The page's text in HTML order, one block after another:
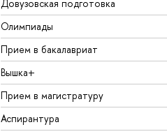
Довузовская подготовка
Олимпиады
Прием в бакалавриат
Вышка+
Прием в магистратуру
Аспирантура